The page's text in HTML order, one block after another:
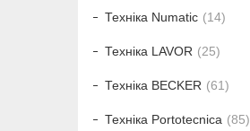
Техніка Numatic 14
Техніка LAVOR 25
Техніка BECKER 61
Техніка Portotecnica 85